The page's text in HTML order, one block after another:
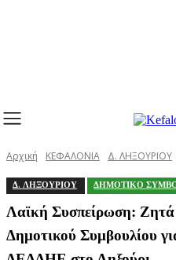
Αρχική ΚΕΦΑΛΟΝΙΑ Δ. ΛΗΞΟΥΡΙΟΥ
Δ. ΛΗΞΟΥΡΙΟΥ ΔΗΜΟΤΙΚΟ
Λαϊκή Συσπείρωση: Ζητά
Δημοτικού Συμβουλίου